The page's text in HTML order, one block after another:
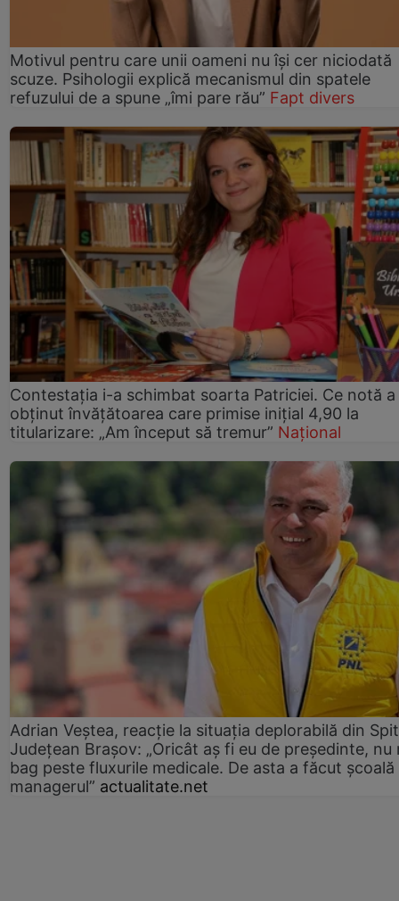
Motivul pentru care unii oameni nu își cer niciodată
scuze. Psihologii explică mecanismul din spatele
refuzului de a spune „îmi pare rău” Fapt divers
Contestația i-a schimbat soarta Patriciei. Ce notă a
obținut învățătoarea care primise inițial 4,90 la
titularizare: „Am început să tremur” Național
Adrian Veștea, reacție la situația deplorabilă din
Județean Brașov: „Oricât aș fi eu de președinte, nu
bag peste fluxurile medicale. De asta a făcut școală
managerul” actualitate.net